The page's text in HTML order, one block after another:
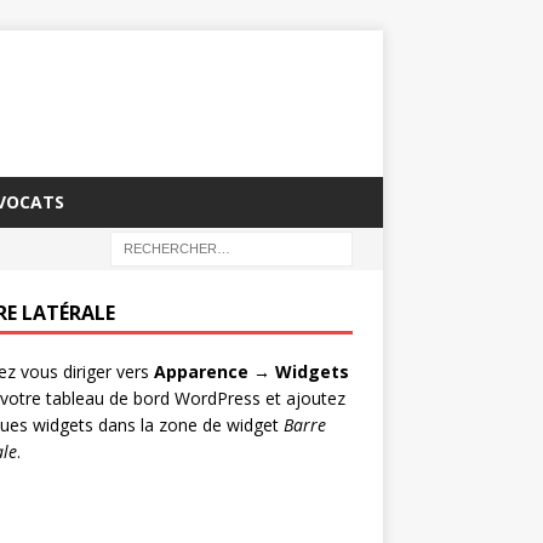
LATÉRALE
vous diriger vers Apparence → Widgets
tableau de bord WordPress et ajoutez
widgets dans la zone de widget Barre
.